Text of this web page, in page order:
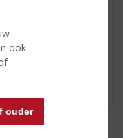
ook
ouder
dit product